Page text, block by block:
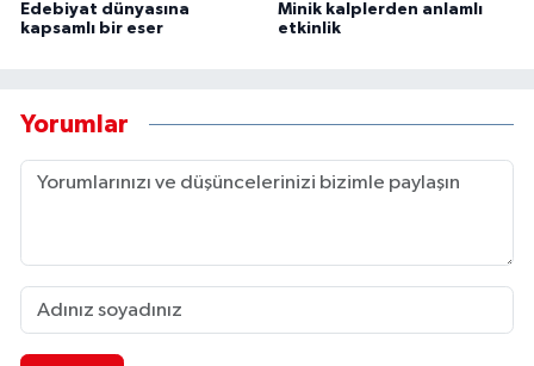
Edebiyat dünyasına
kapsamlı bir eser
Minik kalplerden anlamlı
etkinlik
Yorumlar